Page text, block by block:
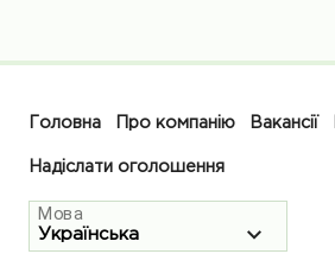
Головна Про компанію Вакансії
Надіслати оголошення
Мова